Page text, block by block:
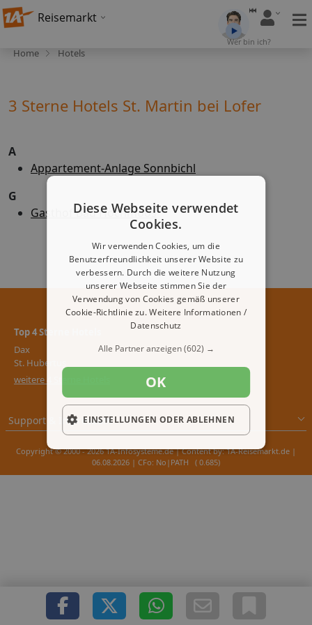
Reisemarkt
Wer bin ich?
Home Hotels
3 Sterne Hotels St. Martin bei Lofer
A
Appartement-Anlage Sonnbichl
G
Gasthof Bad Hochmoos
Top 4 Sterne Hotels
Dax
St. Hubertus
weitere 4 Sterne Hotels
Support & Impressum
Copyright © 2000 - 2026 1A-Infosysteme.de | Content by: 1A-Reisemarkt.de |
06.08.2026 | CFo: No|PATH ( 0.685)
Diese Webseite verwendet
Cookies.
Wir verwenden Cookies, um die
Benutzerfreundlichkeit unserer Website zu
verbessern. Durch die weitere Nutzung
unserer Webseite stimmen Sie der
Verwendung von Cookies gemäß unserer
Cookie-Richtlinie zu.Weitere Informationen /
Datenschutz
Alle Partner anzeigen(602) →
OK
EINSTELLUNGEN ODER ABLEHNEN